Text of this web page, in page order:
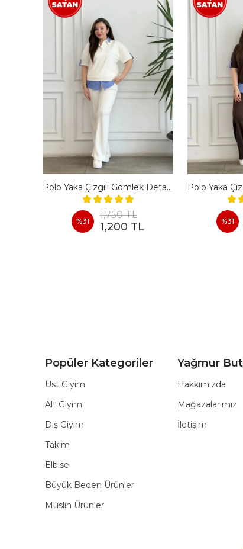
Polo Yaka Çizgili Gömlek Detaylı Kısa Kollu Takım - BEYAZ
%31
1,750 TL
1,200 TL %31
Popüler Kategoriler
Üst Giyim
Alt Giyim
Dış Giyim
Takım
Elbise
Büyük Beden Ürünler
Müslin Ürünler
Yağmur
Hakkımızda
Mağazalarımız
İletişim